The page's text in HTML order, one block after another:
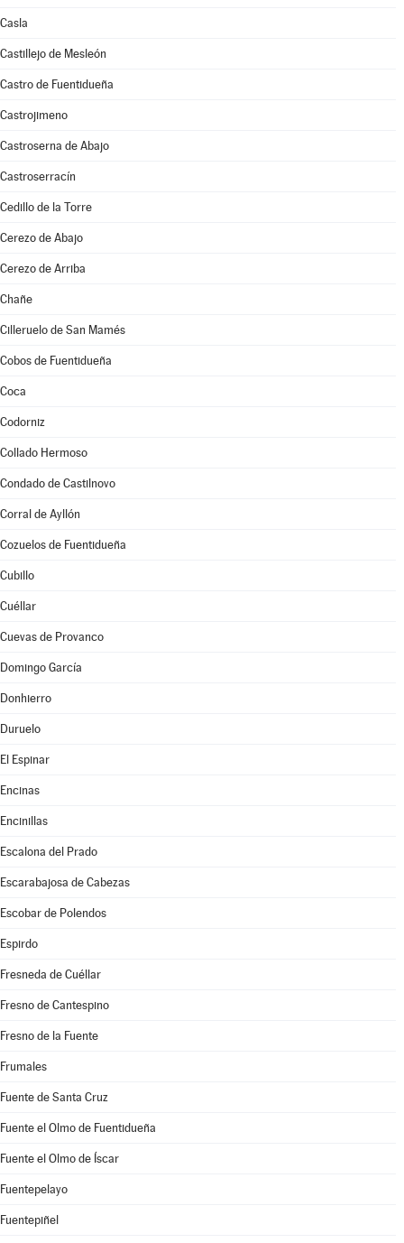
Casla
Castillejo de Mesleón
Castro de Fuentidueña
Castrojimeno
Castroserna de Abajo
Castroserracín
Cedillo de la Torre
Cerezo de Abajo
Cerezo de Arriba
Chañe
Cilleruelo de San Mamés
Cobos de Fuentidueña
Coca
Codorniz
Collado Hermoso
Condado de Castilnovo
Corral de Ayllón
Cozuelos de Fuentidueña
Cubillo
Cuéllar
Cuevas de Provanco
Domingo García
Donhierro
Duruelo
El Espinar
Encinas
Encinillas
Escalona del Prado
Escarabajosa de Cabezas
Escobar de Polendos
Espirdo
Fresneda de Cuéllar
Fresno de Cantespino
Fresno de la Fuente
Frumales
Fuente de Santa Cruz
Fuente el Olmo de Fuentidueña
Fuente el Olmo de Íscar
Fuentepelayo
Fuentepiñel